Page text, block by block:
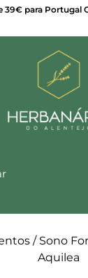
39€ para Portugal
/ Sono
Aquilea